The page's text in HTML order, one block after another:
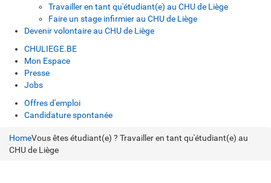
Travailler en tant qu'étudiant(e) au CHU de Liège
Faire un stage infirmier au CHU de Liège
Devenir volontaire au CHU de Liège
CHULIEGE.BE
Mon Espace
Presse
Jobs
Offres d'emploi
Candidature spontanée
HomeVous êtes étudiant(e) ? Travailler en tant qu'étudiant(e) au
CHU de Liège